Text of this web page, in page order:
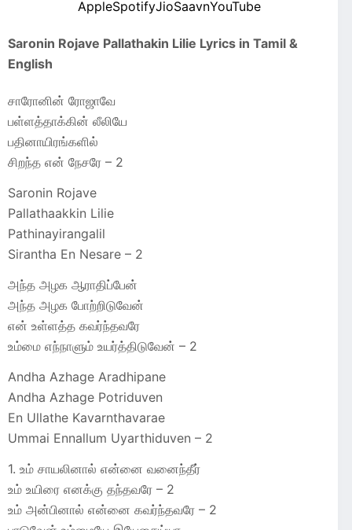
AppleSpotifyJioSaavnYouTube
Saronin Rojave Pallathakin Lilie Lyrics in Tamil &
English
சாரோனின் ரோஜாவே
பள்ளத்தாக்கின் லீலியே
பதினாயிரங்களில்
சிறந்த என் நேசரே – 2
Saronin Rojave
Pallathaakkin Lilie
Pathinayirangalil
Sirantha En Nesare – 2
அந்த அழக ஆராதிப்பேன்
அந்த அழக போற்றிடுவேன்
என் உள்ளத்த கவர்ந்தவரே
உம்மை எந்நாளும் உயர்த்திடுவேன் – 2
Andha Azhage Aradhipane
Andha Azhage Potriduven
En Ullathe Kavarnthavarae
Ummai Ennallum Uyarthiduven – 2
1. உம் சாயலினால் என்னை வனைந்தீர்
உம் உயிரை எனக்கு தந்தவரே – 2
உம் அன்பினால் என்னை கவர்ந்தவரே – 2